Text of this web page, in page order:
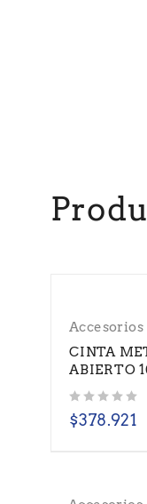
Accesorios
CINTA
ABIERTO
$378.921